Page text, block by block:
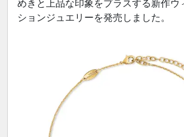
めきと上品な印象をプラスする新作ウ
ションジュエリーを発売しました。